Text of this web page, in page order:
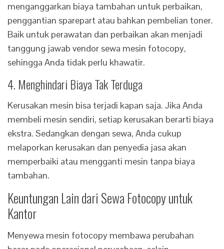
menganggarkan biaya tambahan untuk perbaikan,
penggantian sparepart atau bahkan pembelian toner.
Baik untuk perawatan dan perbaikan akan menjadi
tanggung jawab vendor sewa mesin fotocopy,
sehingga Anda tidak perlu khawatir.
4. Menghindari Biaya Tak Terduga
Kerusakan mesin bisa terjadi kapan saja. Jika Anda
membeli mesin sendiri, setiap kerusakan berarti biaya
ekstra. Sedangkan dengan sewa, Anda cukup
melaporkan kerusakan dan penyedia jasa akan
memperbaiki atau mengganti mesin tanpa biaya
tambahan.
Keuntungan Lain dari Sewa Fotocopy untuk
Kantor
Menyewa mesin fotocopy membawa perubahan